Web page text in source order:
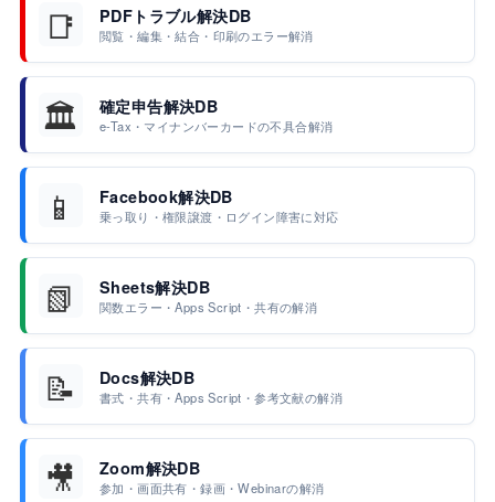
📑 PDFトラブル解決DB
閲覧・編集・結合・印刷のエラー解消
🏛️ 確定申告解決DB
e-Tax・マイナンバーカードの不具合解消
📱 Facebook解決DB
乗っ取り・権限譲渡・ログイン障害に対応
📗 Sheets解決DB
関数エラー・Apps Script・共有の解消
📝 Docs解決DB
書式・共有・Apps Script・参考文献の解消
🎥 Zoom解決DB
参加・画面共有・録画・Webinarの解消